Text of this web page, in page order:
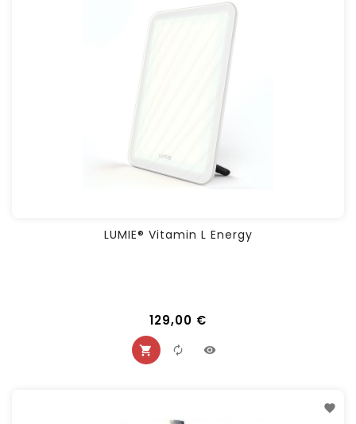
LUMIE® Vitamin L Energy
129,00 €